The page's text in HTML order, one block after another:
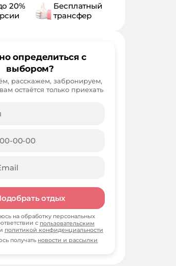
20%
Бесплатный
трансфер
определиться с
выбором?
расскажем, забронируем,
остаётся только приехать
отдых
на обработку персональных
с пользовательским
и политикой конфиденциальности
получать новости и рассылки